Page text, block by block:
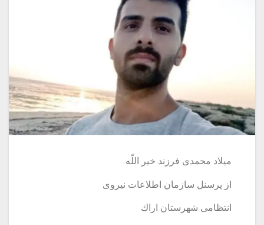
ميلاد محمدى فرزند خير اللّه
از پرسنل سازمان اطلاعات نيروى
انتظامى شهرستان اراك